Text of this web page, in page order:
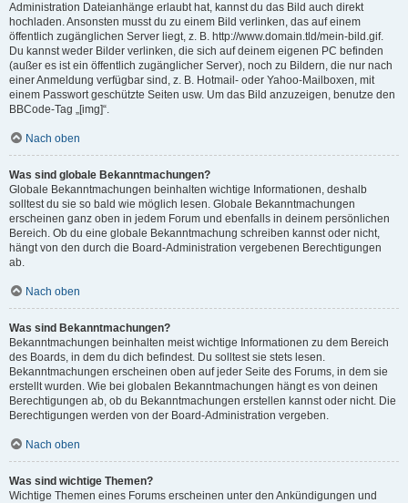
Administration Dateianhänge erlaubt hat, kannst du das Bild auch direkt
hochladen. Ansonsten musst du zu einem Bild verlinken, das auf einem
öffentlich zugänglichen Server liegt, z. B. http://www.domain.tld/mein-bild.gif.
Du kannst weder Bilder verlinken, die sich auf deinem eigenen PC befinden
(außer es ist ein öffentlich zugänglicher Server), noch zu Bildern, die nur nach
einer Anmeldung verfügbar sind, z. B. Hotmail- oder Yahoo-Mailboxen, mit
einem Passwort geschützte Seiten usw. Um das Bild anzuzeigen, benutze den
BBCode-Tag „[img]“.
Nach oben
Was sind globale Bekanntmachungen?
Globale Bekanntmachungen beinhalten wichtige Informationen, deshalb
solltest du sie so bald wie möglich lesen. Globale Bekanntmachungen
erscheinen ganz oben in jedem Forum und ebenfalls in deinem persönlichen
Bereich. Ob du eine globale Bekanntmachung schreiben kannst oder nicht,
hängt von den durch die Board-Administration vergebenen Berechtigungen
ab.
Nach oben
Was sind Bekanntmachungen?
Bekanntmachungen beinhalten meist wichtige Informationen zu dem Bereich
des Boards, in dem du dich befindest. Du solltest sie stets lesen.
Bekanntmachungen erscheinen oben auf jeder Seite des Forums, in dem sie
erstellt wurden. Wie bei globalen Bekanntmachungen hängt es von deinen
Berechtigungen ab, ob du Bekanntmachungen erstellen kannst oder nicht. Die
Berechtigungen werden von der Board-Administration vergeben.
Nach oben
Was sind wichtige Themen?
Wichtige Themen eines Forums erscheinen unter den Ankündigungen und